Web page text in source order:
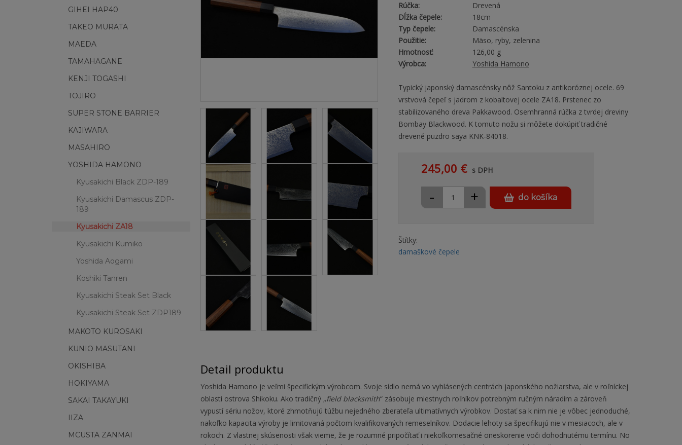
GIHEI HAP40
TAKEO MURATA
MAEDA
TAMAHAGANE
KENJI TOGASHI
TOJIRO
SUPER STONE BARRIER
KAJIWARA
MASAHIRO
YOSHIDA HAMONO
Kyusakichi Black ZDP-189
Kyusakichi Damascus ZDP-
189
Kyusakichi ZA18
Kyusakichi Kumiko
Yoshida Aogami
Koshiki Tanren
Kyusakichi Steak Set Black
Kyusakichi Steak Set ZDP189
MAKOTO KUROSAKI
KUNIO MASUTANI
OKISHIBA
HOKIYAMA
SAKAI TAKAYUKI
IIZA
MCUSTA ZANMAI
Rúčka:
Drevená
Dĺžka čepele:
18cm
Typ čepele:
Damascénska
Použitie:
Mäso, ryby, zelenina
Hmotnosť:
126,00 g
Výrobca:
Yoshida Hamono
Typický japonský damascénsky nôž Santoku z antikoróznej ocele. 69
vrstvová čepeľ s jadrom z kobaltovej ocele ZA18. Prstenec zo
stabilizovaného dreva Pakkawood. Osemhranná rúčka z tvrdej dreviny
Bombay Blackwood. K tomuto nožu si môžete dokúpiť tradičné
drevené puzdro saya KNK-84018.
245,00 € s DPH
+
- do košíka
Štítky:
damaškové čepele
Detail produktu
Yoshida Hamono je veľmi špecifickým výrobcom. Svoje sídlo nemá vo vyhlásených centrách japonského nožiarstva, ale v roľníckej
oblasti ostrova Shikoku. Ako tradičný „field blacksmith“ zásobuje miestnych roľníkov potrebným ručným náradím a zároveň
vypustí sériu nožov, ktoré zhmotňujú túžbu nejedného zberateľa ultimatívnych výrobkov. Dostať sa k nim nie je vôbec jednoduché,
nakoľko kapacita výroby je limitovaná počtom kvalifikovaných remeselníkov. Dodacie lehoty sa špecifikujú nie v mesiacoch, ale v
rokoch. Z vlastnej skúsenosti však vieme, že je rozumné pripočítať i niekoľkomesačné oneskorenie voči dohodnutému termínu. No